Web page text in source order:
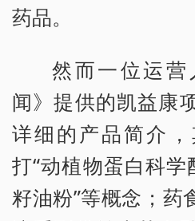
药品。
然而一位运
闻》提供的凯益康
详细的产品简介
打“动植物蛋白科学
籽油粉”等概念；药